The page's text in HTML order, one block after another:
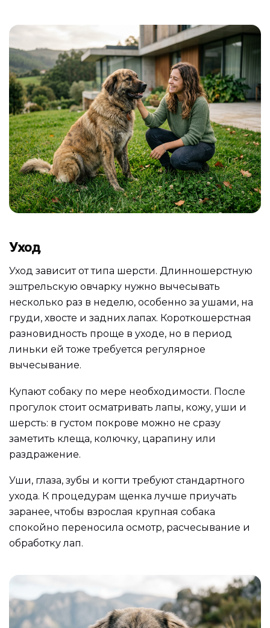
Уход
Уход зависит от типа шерсти. Длинношерстную
эштрельскую овчарку нужно вычесывать
несколько раз в неделю, особенно за ушами, на
груди, хвосте и задних лапах. Короткошерстная
разновидность проще в уходе, но в период
линьки ей тоже требуется регулярное
вычесывание.
Купают собаку по мере необходимости. После
прогулок стоит осматривать лапы, кожу, уши и
шерсть: в густом покрове можно не сразу
заметить клеща, колючку, царапину или
раздражение.
Уши, глаза, зубы и когти требуют стандартного
ухода. К процедурам щенка лучше приучать
заранее, чтобы взрослая крупная собака
спокойно переносила осмотр, расчесывание и
обработку лап.